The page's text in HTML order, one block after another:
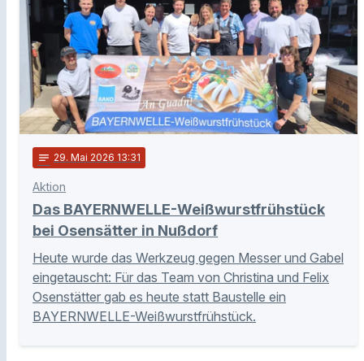
notes 29. Mai 2026 13:31
Aktion
Das BAYERNWELLE-Weißwurstfrühstück
bei Osensätter in Nußdorf
Heute wurde das Werkzeug gegen Messer und Gabel
eingetauscht: Für das Team von Christina und Felix
Osenstätter gab es heute statt Baustelle ein
BAYERNWELLE-Weißwurstfrühstück.